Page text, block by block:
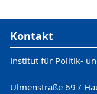
Kontakt
Institut für Politik-
Ulmenstraße 69 /